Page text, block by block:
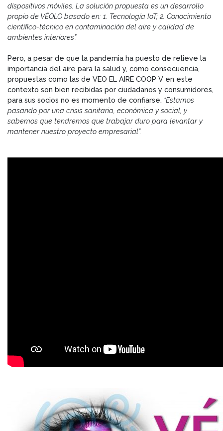
dispositivos móviles. La solución propuesta es un desarrollo
propio de VÉOLO basado en: 1. Tecnología IoT; 2. Conocimiento
científico-técnico en contaminación del aire y calidad de
ambientes interiores”.
Pero, a pesar de que la pandemia ha puesto de relieve la
importancia del aire para la salud y, como consecuencia,
propuestas como las de VEO EL AIRE COOP V en este
contexto son bien recibidas por ciudadanos y consumidores,
para sus socios no es momento de confiarse. “Estamos
pasando por una crisis sanitaria, económica y social, y
sabemos que tendremos que trabajar duro para levantar y
mantener nuestro proyecto empresarial”.